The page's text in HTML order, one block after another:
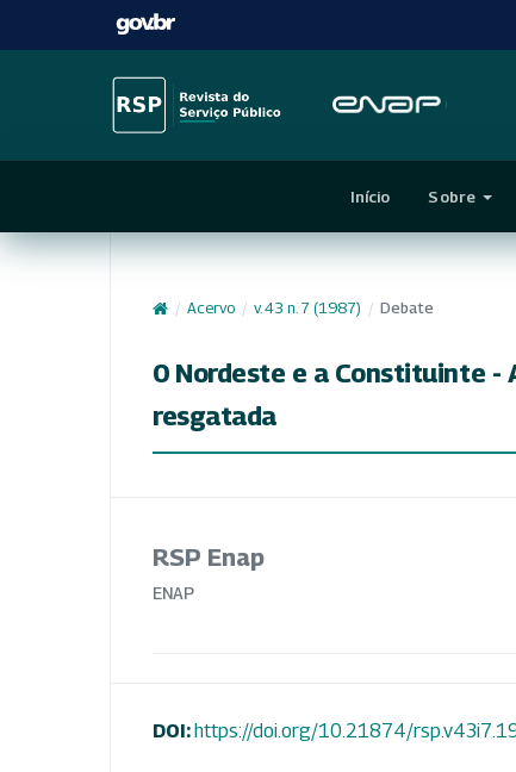
Início Sobre
/ Acervo / v. 43 n. 7 (1987) / Debate
0 Nordeste e a Constituinte -
resgatada
RSP Enap
ENAP
DOI:https://doi.org/10.21874/